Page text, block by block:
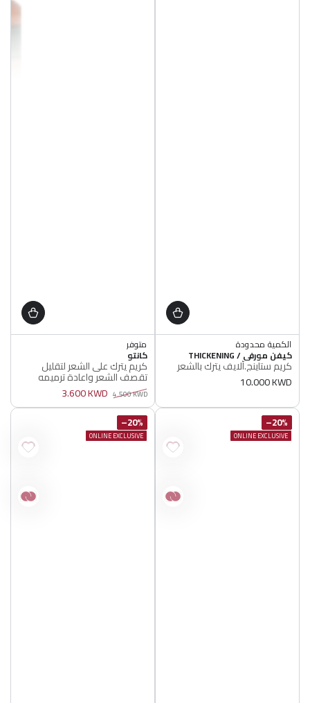
الكمية محدودة
أصلي 100%
الكمية محدودة
أصلي 100%
البائع
كيفن مورفي / THICKENING
كريم ستاينج.ألايف يترك بالشعر
سعر
10.000 KWD
متوفر
أصلي 100%
متوفر
أصلي 100%
البائع
كانتو
كريم يترك على الشعر لتقليل
تقصف الشعر واعادة ترميمه
وتنعيمه بزبذة الشيا
سعر
عادي
4.500 KWD
سعر
3.600 KWD
20%–
ONLINE EXCLUSIVE
20%–
ONLINE EXCLUSIVE